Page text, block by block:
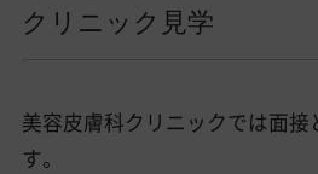
クリニック見学
美容皮膚科クリニックでは面接
す。